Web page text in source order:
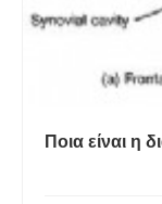
Ποια είναι η